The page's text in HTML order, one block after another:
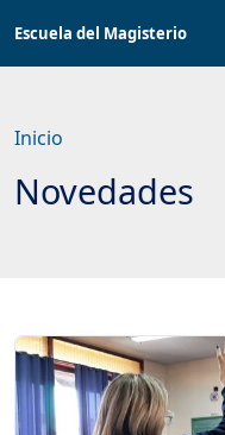
contenido
Escuela del Magisterio
Inicio
Novedades